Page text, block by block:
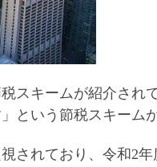
スキームが紹介され
」という節税スキーム
されており、令和2